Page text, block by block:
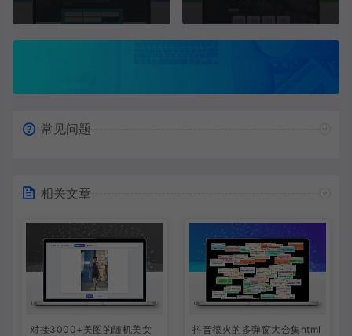
常见问题
相关文章
对接3000+美图的随机美女
抖音很火的多弹窗大合集html